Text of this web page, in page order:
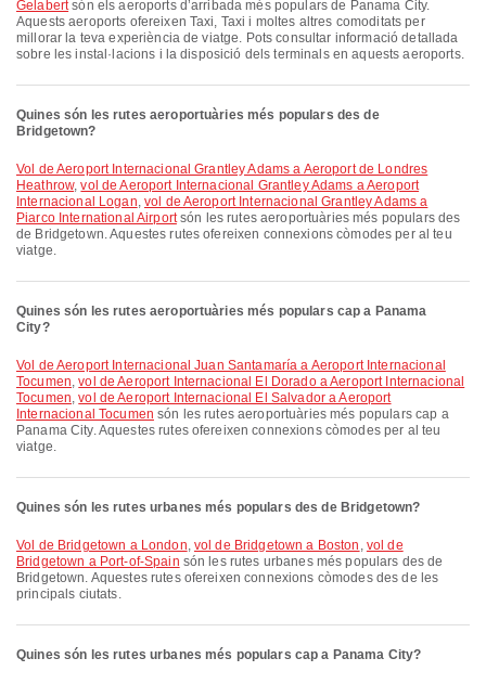
Gelabertsón els aeroports d’arribada més populars de Panama City.
Aquests aeroports ofereixen Taxi, Taxi i moltes altres comoditats per
millorar la teva experiència de viatge. Pots consultar informació detallada
sobre les instal·lacions i la disposició dels terminals en aquests aeroports.
Quines són les rutes aeroportuàries més populars des de
Bridgetown?
vol de Aeroport Internacional Grantley Adams a Aeroport de Londres
Heathrow,vol de Aeroport Internacional Grantley Adams a Aeroport
Internacional Logan, vol de Aeroport Internacional Grantley Adams a
Piarco International Airportsón les rutes aeroportuàries més populars des
de Bridgetown. Aquestes rutes ofereixen connexions còmodes per al teu
viatge.
Quines són les rutes aeroportuàries més populars cap a Panama
City?
vol de Aeroport Internacional Juan Santamaría a Aeroport Internacional
Tocumen,vol de Aeroport Internacional El Dorado a Aeroport Internacional
Tocumen,vol de Aeroport Internacional El Salvador a Aeroport
Internacional Tocumen són les rutes aeroportuàries més populars cap a
Panama City. Aquestes rutes ofereixen connexions còmodes per al teu
viatge.
Quines són les rutes urbanes més populars des de Bridgetown?
vol de Bridgetown a London, vol de Bridgetown a Boston , vol de
Bridgetown a Port-of-Spain són les rutes urbanes més populars des de
Bridgetown. Aquestes rutes ofereixen connexions còmodes des de les
principals ciutats.
Quines són les rutes urbanes més populars cap a Panama City?